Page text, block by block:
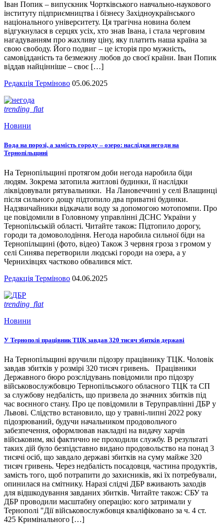
Іван Попик – випускник Чортківського навчально-наукового
інституту підприємництва і бізнесу Західноукраїнського
національного університету. Ця трагічна новина болем
відгукнулася в серцях усіх, хто знав Івана, і стала черговим
нагадуванням про жахливу ціну, яку платить наша країна за
свою свободу. Його подвиг – це історія про мужність,
самовідданість та безмежну любов до своєї країни. Іван Попик
віддав найцінніше – своє […]
Редакція Терміново 05.06.2025
trending_flat
Новини
Вода на порозі, а замість городу – озеро: наслідки негоди на
Тернопільщині
На Тернопільщині протягом доби негода наробила біди
людям. Зокрема затопила житлові будинки, її наслідки
ліквідовували рятувальники. На Лановеччині у селі Влащинці
після сильного дощу підтопило два приватні будинки.
Надзвичайники відкачали воду за допомогою мотопомпи. Про
це повідомили в Головному управлінні ДСНС України у
Тернопільській області. Читайте також: Підтопило дорогу,
городи та домоволодіння. Негода наробила сильної біди на
Тернопільщині (фото, відео) Також 3 червня гроза з громом у
селі Синява перетворили людські городи на озера, а у
Чернихівцях частково обвалився міст.
Редакція Терміново 04.06.2025
trending_flat
Новини
У Тернополі працівник ТЦК завдав 320 тисяч збитків державі
На Тернопільщині вручили підозру працівнику ТЦК. Чоловік
завдав збитків у розмірі 320 тисяч гривень. Працівники
Державного бюро розслідувань повідомили про підозру
військовослужбовцю Тернопільського обласного ТЦК та СП
за службову недбалість, що призвела до значних збитків під
час воєнного стану. Про це повідомили в Теруправлінні ДБР у
Львові. Слідство встановило, що у травні-липні 2022 року
підозрюваний, будучи начальником продовольчого
забезпечення, оформлював накладні на видачу харчів
військовим, які фактично не проходили службу. В результаті
таких дій було безпідставно видано продовольство на понад 3
тисячі осіб, що завдало державі збитків на суму майже 320
тисяч гривень. Через недбалість посадовця, частина продуктів,
замість того, щоб потрапити до захисників, які їх потребували,
опинилася на смітнику. Наразі слідчі ДБР вживають заходів
для відшкодування завданих збитків. Читайте також: СБУ та
ДБР проводили масштабну операцію: кого затримали у
Тернополі "Дії військовослужбовця кваліфіковано за ч. 4 ст.
425 Кримінального […]